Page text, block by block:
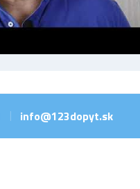
info@123dopyt.sk